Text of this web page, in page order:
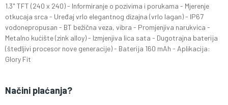
1.3" TFT (240 x 240) - Informiranje o pozivima i porukama - Mjerenje
otkucaja srca - Uređaj vrlo elegantnog dizajna (vrlo lagan) - IP67
vodonepropusan - BT bežična veza, vibra - Promjenjiva narukvica -
Metalno kućište (zink alloy) - Izmjenjiva lica sata - Dugotrajna baterija
(štedljivi procesor nove generacije) - Baterija 160 mAh - Aplikacija:
Glory Fit
Načini plaćanja?